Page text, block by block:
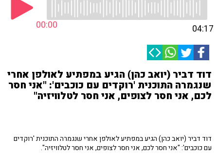
00:00 04:17
דוד דביר (יואב כהן) הגיע במפתיע לאולפן אחרי
שנגמרה התוכנית 'רוקדים עם כוכבים': "אני חסר
לכם, אני חסר לצופים, אני חסר לטלוויזיה"
דוד דביר (יואב כהן) הגיע במפתיע לאולפן אחרי שנגמרה התוכנית 'רוקדים
עם כוכבים': "אני חסר לכם, אני חסר לצופים, אני חסר לטלוויזיה".